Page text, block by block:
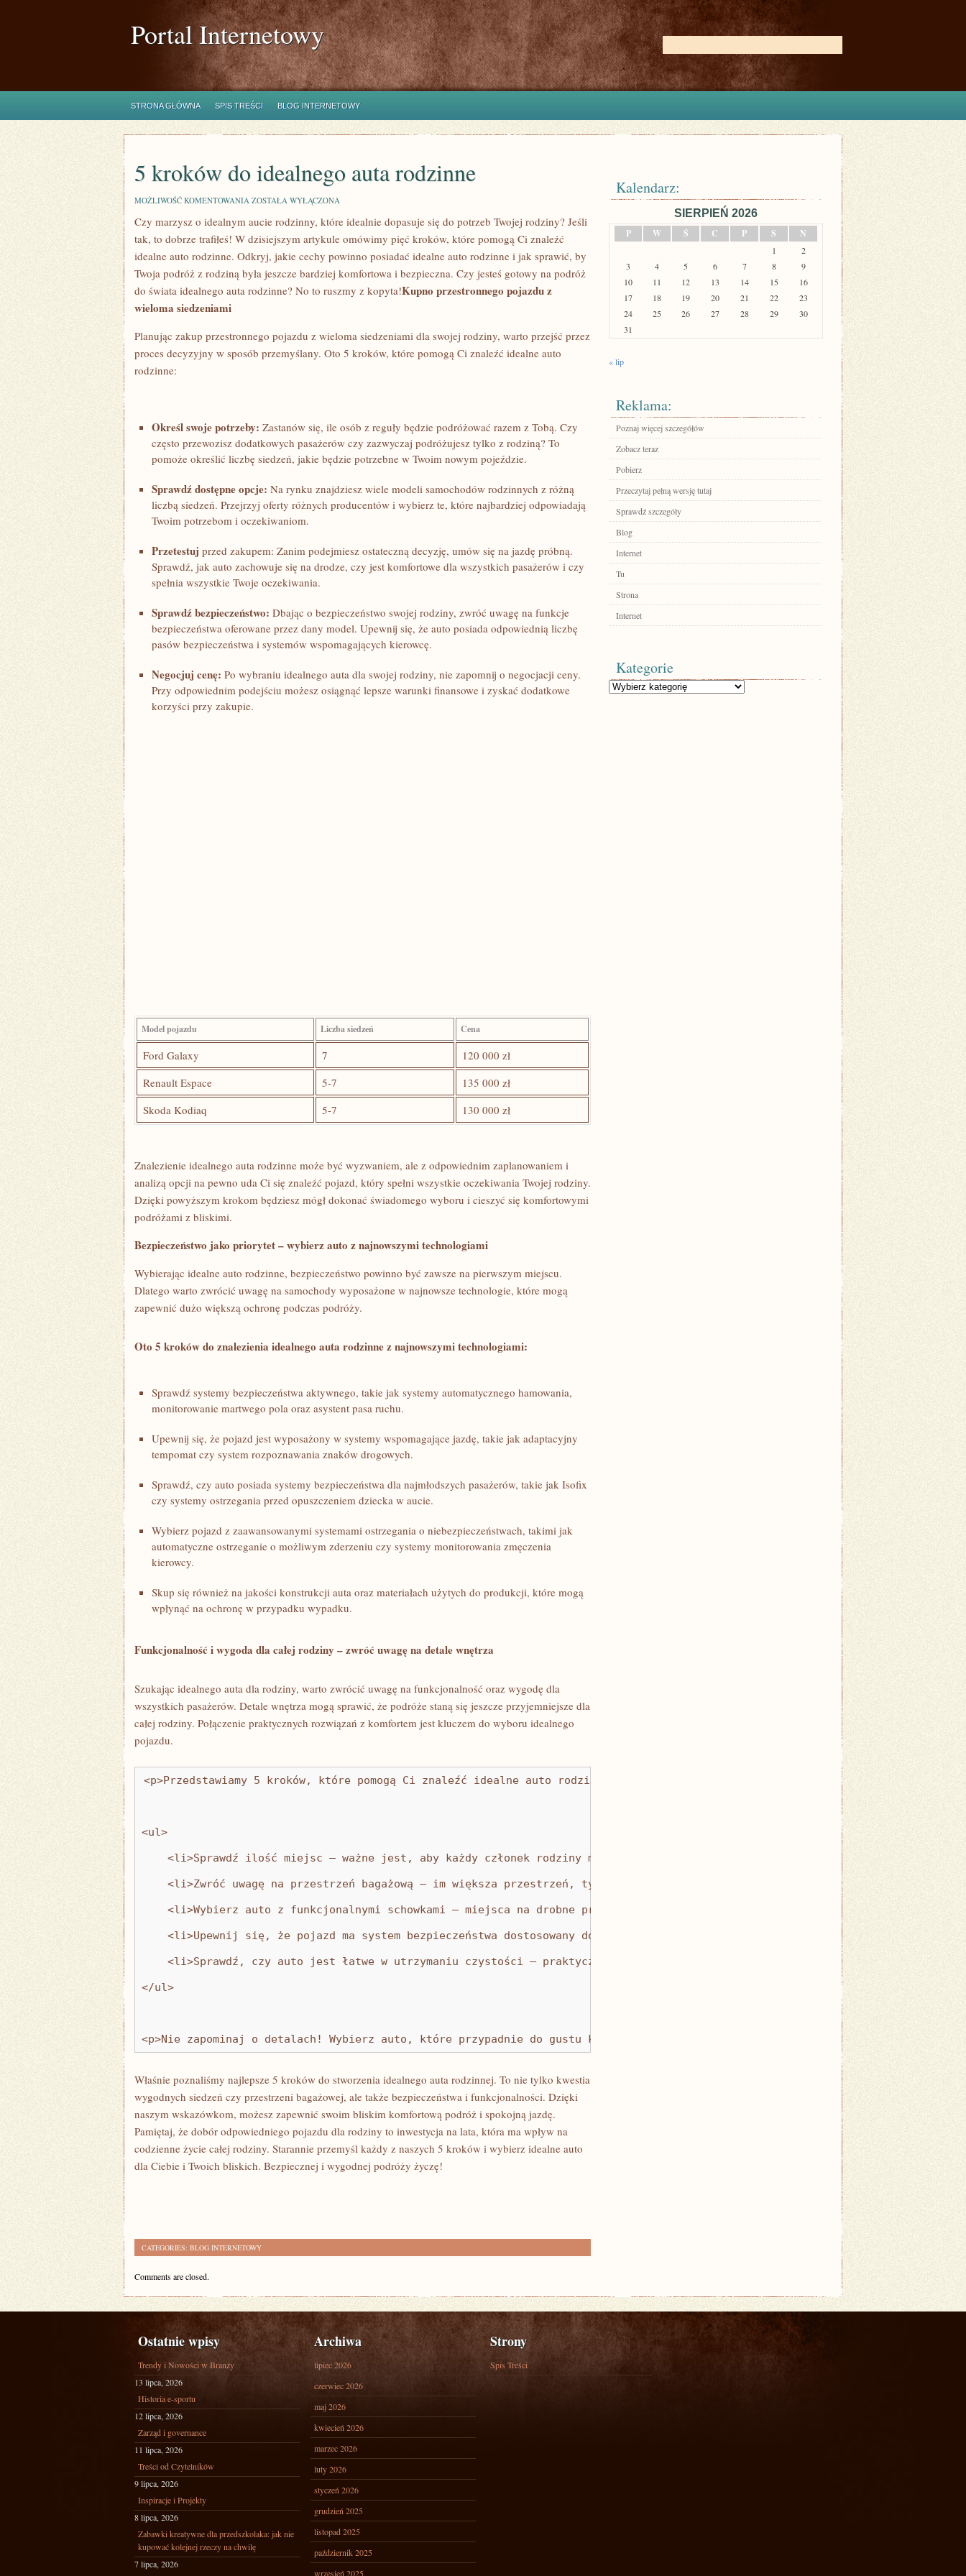
Portal Internetowy
STRONA GŁÓWNA SPIS TREŚCI BLOG INTERNETOWY
5 kroków do idealnego auta rodzinne
MOŻLIWOŚĆ KOMENTOWANIA 5
DO
AUTA
RODZINNE
ZOSTAŁA WYŁĄCZONA
Czy marzysz ​o idealnym aucie rodzinny, które idealnie⁢ dopasuje się do ⁣potrzeb Twojej rodziny? ‍Jeśli
tak, to dobrze trafiłeś! ⁤W dzisiejszym artykule omówimy pięć kroków, które pomogą Ci znaleźć
idealne auto rodzinne. Odkryj, jakie cechy powinno posiadać idealne auto rodzinne i jak sprawić, by​
Twoja podróż‌ z rodziną była jeszcze ⁢bardziej komfortowa i bezpieczna. Czy jesteś ‌gotowy ​na podróż
do⁤ świata ​idealnego auta⁢ rodzinne? No‌ to ruszmy z kopyta!Kupno przestronnego pojazdu ​z‍
wieloma siedzeniami
Planując ⁢zakup przestronnego pojazdu z wieloma‌ siedzeniami dla swojej rodziny, warto przejść przez
proces decyzyjny ‍w sposób przemyślany. Oto 5 kroków, które pomogą Ci‍ znaleźć idealne auto⁣
rodzinne:
Określ swoje potrzeby: Zastanów się,⁢ ile osób z⁤ reguły będzie podróżować razem z Tobą. Czy
często przewozisz dodatkowych pasażerów czy zazwyczaj podróżujesz tylko z rodziną? To
pomoże​ określić liczbę siedzeń, jakie ⁤będzie potrzebne w Twoim nowym‍ pojeździe.
Sprawdź dostępne opcje: Na rynku znajdziesz wiele⁣ modeli samochodów rodzinnych ‍z różną
liczbą siedzeń. Przejrzyj oferty ⁢różnych producentów i wybierz te, które najbardziej⁤ odpowiadają
Twoim potrzebom i oczekiwaniom.
Przetestuj przed zakupem:⁤ Zanim podejmiesz ⁣ostateczną decyzję,​ umów się na jazdę próbną.
Sprawdź, ⁢jak auto zachowuje ⁢się⁤ na⁤ drodze, czy jest komfortowe dla wszystkich pasażerów i czy ​
spełnia wszystkie Twoje oczekiwania.
Sprawdź bezpieczeństwo: Dbając o bezpieczeństwo swojej rodziny, zwróć‍ uwagę‍ na‌ funkcje⁢
bezpieczeństwa oferowane przez dany model. Upewnij⁢ się, że auto posiada odpowiednią liczbę⁣
pasów ⁤bezpieczeństwa ⁢i systemów wspomagających kierowcę.
Negocjuj cenę: ‌Po‍ wybraniu idealnego auta dla⁣ swojej rodziny, nie zapomnij‍ o negocjacji ceny.
Przy odpowiednim podejściu​ możesz osiągnąć lepsze warunki finansowe⁤ i zyskać dodatkowe‍
korzyści przy zakupie.
Model ​pojazdu Liczba siedzeń Cena
Ford Galaxy 7
120 000⁤ zł
Renault Espace
5-7
135 000 zł
Skoda Kodiaq
5-7 130 000⁢ zł
Znalezienie idealnego auta rodzinne ‌może⁤ być wyzwaniem, ale z odpowiednim zaplanowaniem⁤ i
analizą opcji na ‌pewno uda⁤ Ci się⁣ znaleźć pojazd, który spełni wszystkie oczekiwania⁣ Twojej rodziny.
Dzięki powyższym krokom⁤ będziesz mógł⁣ dokonać świadomego​ wyboru i cieszyć się komfortowymi⁢
podróżami z ​bliskimi.
Bezpieczeństwo jako priorytet⁣ – wybierz auto z ⁤najnowszymi technologiami
Wybierając ⁢idealne auto rodzinne, bezpieczeństwo powinno być zawsze ⁣na pierwszym miejscu.⁣
Dlatego warto zwrócić uwagę na samochody wyposażone w​ najnowsze ‍technologie, które mogą
zapewnić dużo większą ‌ochronę ‌podczas podróży.
Oto 5 kroków do ⁢znalezienia idealnego‌ auta ​rodzinne z​ najnowszymi technologiami:
Sprawdź systemy bezpieczeństwa aktywnego, takie jak systemy automatycznego hamowania,
monitorowanie martwego pola ⁤oraz‌ asystent pasa​ ruchu.
Upewnij ‍się, że pojazd jest wyposażony w systemy wspomagające jazdę, ⁤takie​ jak adaptacyjny
tempomat czy system ‌rozpoznawania⁣ znaków drogowych.
Sprawdź, czy auto posiada systemy bezpieczeństwa dla najmłodszych pasażerów, takie ⁢jak Isofix
czy ‌systemy ostrzegania ⁣przed opuszczeniem dziecka w aucie.
Wybierz pojazd z zaawansowanymi systemami ostrzegania o niebezpieczeństwach, takimi‌ jak⁢
automatyczne ostrzeganie o możliwym zderzeniu czy systemy‌ monitorowania zmęczenia
⁣kierowcy.
Skup się również​ na jakości konstrukcji auta oraz materiałach użytych do produkcji, które ⁣mogą
wpłynąć na ochronę w ⁤przypadku wypadku.
Funkcjonalność‌ i wygoda dla⁣ całej⁣ rodziny – zwróć uwagę na detale wnętrza
Szukając ‍idealnego auta ⁤dla rodziny, warto zwrócić ⁤uwagę na funkcjonalność ‍oraz wygodę dla
wszystkich pasażerów. Detale wnętrza mogą sprawić, że podróże staną⁢ się ⁤jeszcze przyjemniejsze​ dla
‌całej‍ rodziny. Połączenie ​praktycznych rozwiązań z ⁤komfortem jest kluczem do wyboru idealnego
⁣pojazdu.
<p>Przedstawiamy 5 kroków, które pomogą Ci znaleźć idealne auto rodzinne:</p>
<ul>
    <li>Sprawdź ilość miejsc – ważne jest, aby każdy członek rodziny miał swoje wygodne miejsce podczas podróży.</li>
    <li>Zwróć uwagę na przestrzeń bagażową – im większa przestrzeń, tym wygodniej podróżujący.</li>
    <li>Wybierz auto z funkcjonalnymi schowkami – miejsca na drobne przedmioty ułatwią podróżowanie.</li>
    <li>Upewnij się, że pojazd ma system bezpieczeństwa dostosowany do potrzeb rodziny.</li>
<li>Sprawdź, czy auto jest łatwe w utrzymaniu czystości – praktyczne materiały wnętrza ułatwią codzienne użytkowanie
</ul>
<p>Nie zapominaj o detalach! Wybierz auto, które przypadnie do gustu każdemu członkowi rodziny, a podróże staną się jeszcze
Właśnie⁣ poznaliśmy najlepsze 5 kroków⁣ do stworzenia ‌idealnego auta rodzinnej. ⁣To nie tylko kwestia
wygodnych ⁤siedzeń czy przestrzeni bagażowej, ale także bezpieczeństwa i ⁣funkcjonalności. Dzięki
naszym ⁤wskazówkom, możesz ⁢zapewnić swoim bliskim‍ komfortową podróż i spokojną jazdę.‍
Pamiętaj, że dobór odpowiedniego ​pojazdu dla rodziny to‌ inwestycja na lata, która ⁢ma wpływ na
codzienne życie całej rodziny. Starannie przemyśl każdy z naszych 5​ kroków i wybierz idealne auto
dla Ciebie i Twoich bliskich. Bezpiecznej⁣ i wygodnej ⁤podróży‌ życzę!
CATEGORIES: BLOG INTERNETOWY
Comments are closed.
Kalendarz:
SIERPIEŃ 2026
P
W Ś C P S N
1
2
3
4 5 6 7 8
9
10
11 12 13 14 15
16
17
18 19 20 21 22
23
24
25 26 27 28 29
30
31
« lip
Reklama:
Poznaj więcej szczegółów
Zobacz teraz
Pobierz
Przeczytaj pełną wersję tutaj
Sprawdź szczegóły
Blog
Internet
Tu
Strona
Internet
Kategorie
Kategorie
Ostatnie wpisy
Trendy i Nowości w Branży
13 lipca, 2026
Historia e-sportu
12 lipca, 2026
Zarząd i governance
11 lipca, 2026
Treści od Czytelników
9 lipca, 2026
Inspiracje i Projekty
8 lipca, 2026
Zabawki kreatywne dla przedszkolaka: jak nie
kupować kolejnej rzeczy na chwilę
7 lipca, 2026
Archiwa
lipiec 2026
czerwiec 2026
maj 2026
kwiecień 2026
marzec 2026
luty 2026
styczeń 2026
grudzień 2025
listopad 2025
październik 2025
wrzesień 2025
Strony
Spis Treści